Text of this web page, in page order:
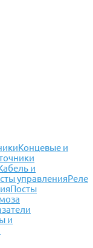
Концевые и
и
управленияРеле
Посты
и